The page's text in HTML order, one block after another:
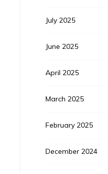
July 2025
June 2025
April 2025
March 2025
February 2025
December 2024